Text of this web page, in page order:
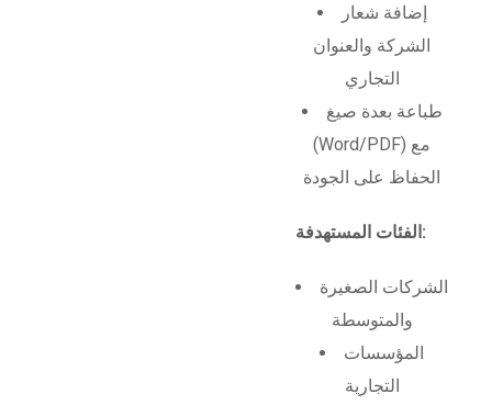
إضافة شعار
الشركة والعنوان
التجاري
طباعة بعدة صيغ
(Word/PDF) مع
الحفاظ على الجودة
الفئات المستهدفة:
الشركات الصغيرة
والمتوسطة
المؤسسات
التجارية